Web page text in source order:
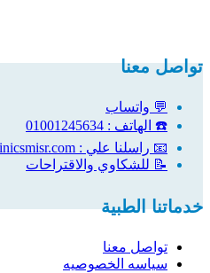
تواصل معنا
💬 واتساب
☎️ الهاتف : 01001245634
📧 راسلنا علي : info@clinicsmisr.com
📝 للشكاوي والاقتراحات
خدماتنا الطبية
تواصل معنا
سياسه الخصوصيه